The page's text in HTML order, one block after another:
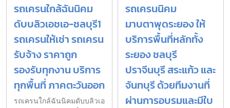
รถเครนใกล้ฉันนิคม
ดับบลิวเอชเอ-ชลบุรี1
รถเครนให้เช่า รถเครน
รับจ้าง ราคาถูก
รองรับทุกงาน บริการ
ทุกพื้นที่ ภาคตะวันออก
รถเครนใกล้ฉันนิคมดับบลิวเอ
รถเครนนิคม
มาบตาพุดระยอง ให้
บริการพื้นที่หลักทั้ง
ระยอง ชลบุรี
ปราจีนบุรี สระแก้ว และ
จันทบุรี ด้วยทีมงานที่
ผ่านการอบรมและมีใบ